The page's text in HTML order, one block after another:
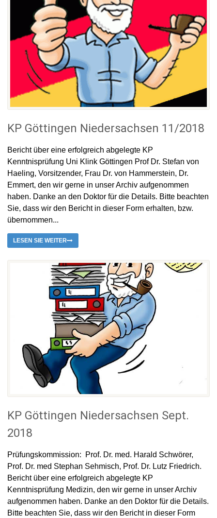
KP Göttingen Niedersachsen 11/2018
Bericht über eine erfolgreich abgelegte KP
Kenntnisprüfung Uni Klink Göttingen Prof Dr. Stefan von
Haeling, Vorsitzender, Frau Dr. von Hammerstein, Dr.
Emmert, den wir gerne in unser Archiv aufgenommen
haben. Danke an den Doktor für die Details. Bitte beachten
Sie, dass wir den Bericht in dieser Form erhalten, bzw.
übernommen...
LESEN SIE WEITER
KP Göttingen Niedersachsen Sept.
2018
Prüfungskommission: Prof. Dr. med. Harald Schwörer,
Prof. Dr. med Stephan Sehmisch, Prof. Dr. Lutz Friedrich.
Bericht über eine erfolgreich abgelegte KP
Kenntnisprüfung Medizin, den wir gerne in unser Archiv
aufgenommen haben. Danke an den Doktor für die Details.
Bitte beachten Sie, dass wir den Bericht in dieser Form